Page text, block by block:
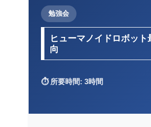
勉強会
ヒューマノイドロボット
向
⏱️ 所要時間: 3時間